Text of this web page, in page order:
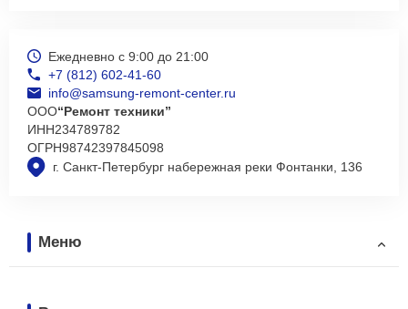
г. Санкт-Петербург набережная реки Фонтанки, 136
Ежедневно с 9:00 до 21:00
+7 (812) 602-41-60
info@samsung-remont-center.ru
ООО“Ремонт техники”
ИНН234789782
ОГРН98742397845098
Меню